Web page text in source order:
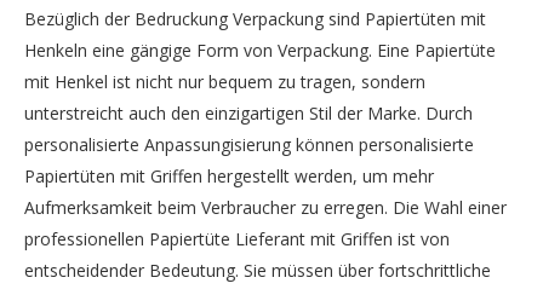
Bezüglich der Bedruckung Verpackung sind Papiertüten mit
Henkeln eine gängige Form von Verpackung. Eine Papiertüte
mit Henkel ist nicht nur bequem zu tragen, sondern
unterstreicht auch den einzigartigen Stil der Marke. Durch
personalisierte Anpassungisierung können personalisierte
Papiertüten mit Griffen hergestellt werden, um mehr
Aufmerksamkeit beim Verbraucher zu erregen. Die Wahl einer
professionellen Papiertüte Lieferant mit Griffen ist von
entscheidender Bedeutung. Sie müssen über fortschrittliche